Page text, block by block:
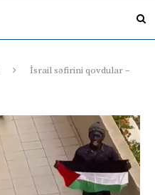
İsrail səfirini qovdular –